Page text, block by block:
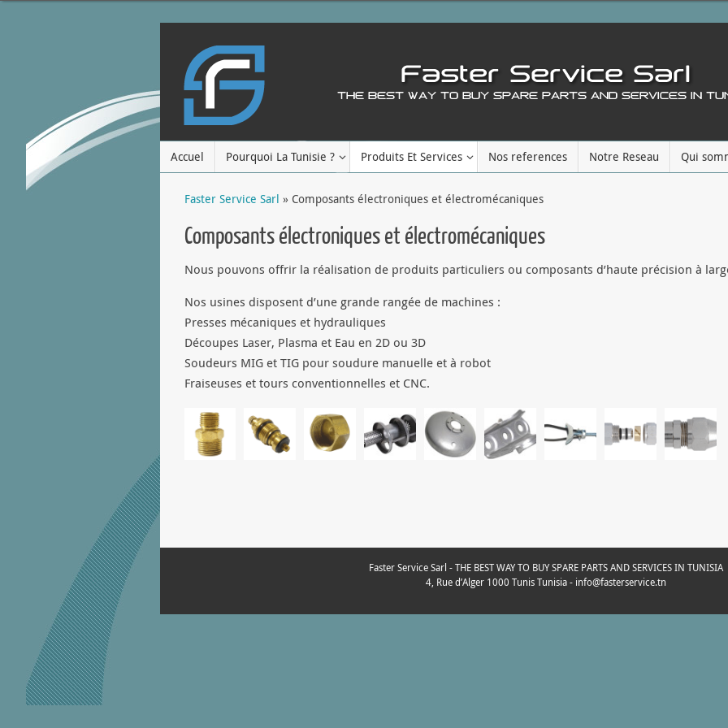
Accuel Pourquoi La Tunisie ? Produits Et Services Nos references Notre Reseau Qui
Faster Service Sarl » Composants électroniques et électromécaniques
Composants électroniques et électromécaniques
Nous pouvons offrir la réalisation de produits particuliers ou composants d’haute précision à
Nos usines disposent d’une grande rangée de machines :
Presses mécaniques et hydrauliques
Découpes Laser, Plasma et Eau en 2D ou 3D
Soudeurs MIG et TIG pour soudure manuelle et à robot
Fraiseuses et tours conventionnelles et CNC.
Faster Service Sarl - THE BEST WAY TO BUY SPARE PARTS AND SERVICES IN TUNISIA
4, Rue d’Alger 1000 Tunis Tunisia - info@fasterservice.tn